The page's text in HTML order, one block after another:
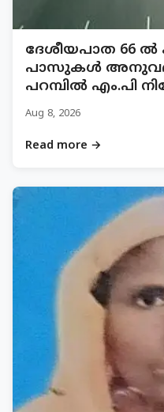
ദേശീയപാത
പാസുകൾ
പറമ്പിൽ എം.പി
Aug 8, 2026
Read more →